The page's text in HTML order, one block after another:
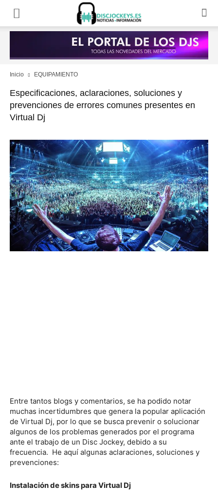
Inicio EQUIPAMIENTO
Especificaciones, aclaraciones, soluciones y
prevenciones de errores comunes presentes en
Virtual Dj
Entre tantos blogs y comentarios, se ha podido notar
muchas incertidumbres que genera la popular aplicación
de Virtual Dj, por lo que se busca prevenir o solucionar
algunos de los problemas generados por el programa
ante el trabajo de un Disc Jockey, debido a su
frecuencia. He aquí algunas aclaraciones, soluciones y
prevenciones:
Instalación de skins para Virtual Dj